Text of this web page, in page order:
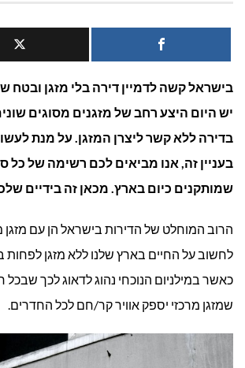
בישראל קשה לדמיין דירה בלי מזגן ובטח
יש היום היצע רחב של מזגנים מסוגים
בדירה ללא קשר ליצרן המזגן. על מנת
בעניין זה, אנו מביאים לכם רשימה של כל
שמותקנים כיום בארץ. מכאן זה בידיים
הרוב המוחלט של הדירות בישראל הן עם
לחשוב על החיים בארץ שלנו ללא מזגן
כאשר במילניום הנוכחי נהוג לדאוג לכך שבכל
שמזגן מרכזי יספק אוויר קר/חם לכל החדרים.